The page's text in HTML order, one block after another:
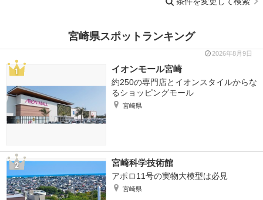
宮崎県スポットランキング
2026年8月9日
イオンモール宮崎
約250の専門店とイオンスタイルからな
るショッピングモール
宮崎県
宮崎科学技術館
アポロ11号の実物大模型は必見
宮崎県